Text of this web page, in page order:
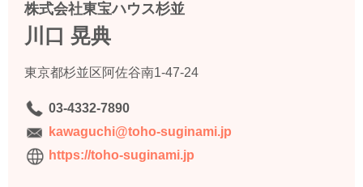
株式会社東宝ハウス杉並
川口 晃典
東京都杉並区阿佐谷南1-47-24
03-4332-7890
kawaguchi@toho-suginami.jp
https://toho-suginami.jp